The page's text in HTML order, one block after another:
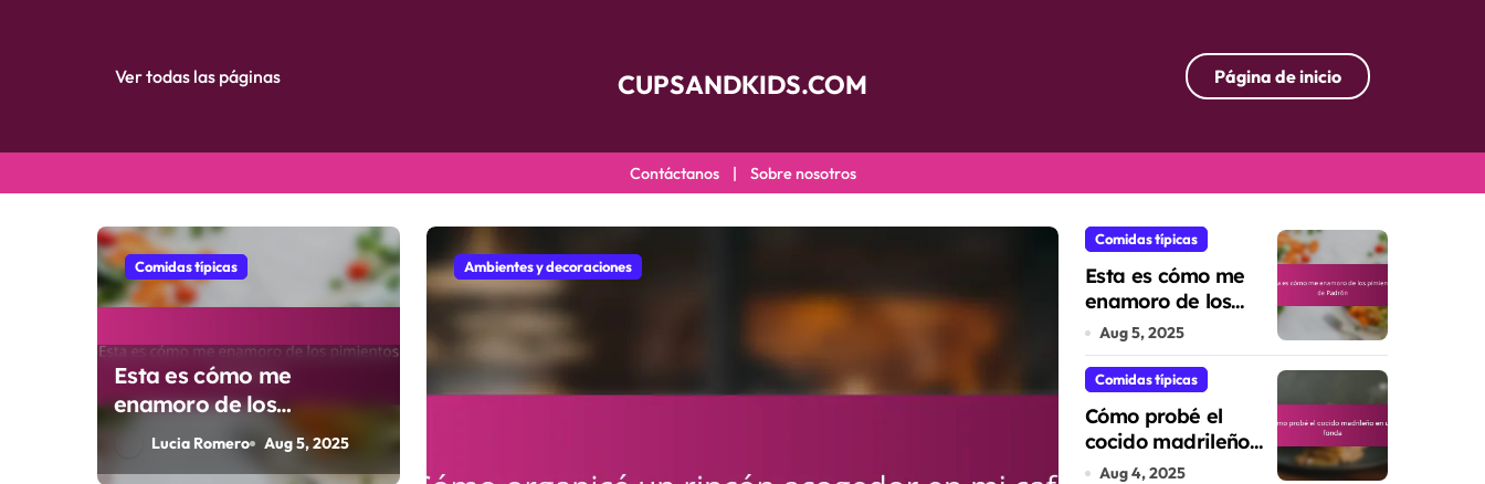
Ver todas las páginas CUPSANDKIDS.COM Página de inicio
Contáctanos | Sobre nosotros
Comidas típicas
Esta es cómo me
enamoro de los
pimientos de Padrón
Lucia Romero Aug 5, 2025
Ambientes y decoraciones Comidas típicas
Comidas típicas
Esta es cómo me
enamoro de los
pimientos de
Padrón
Aug 5, 2025
Comidas típicas
Cómo probé el
cocido madrileño
en una fonda
Aug 4, 2025